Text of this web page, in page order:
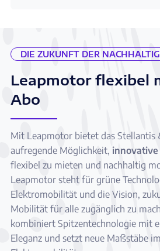
DIE ZUKUNFT DER
Leapmotor flexibel
Abo
Mit Leapmotor bietet das Stellantis
aufregende Möglichkeit, innovative
flexibel zu mieten und nachhaltig
Leapmotor steht für grüne
Elektromobilität und die Vision,
Mobilität für alle zugänglich zu
kombiniert Spitzentechnologie mit
Eleganz und setzt neue Maßstäbe